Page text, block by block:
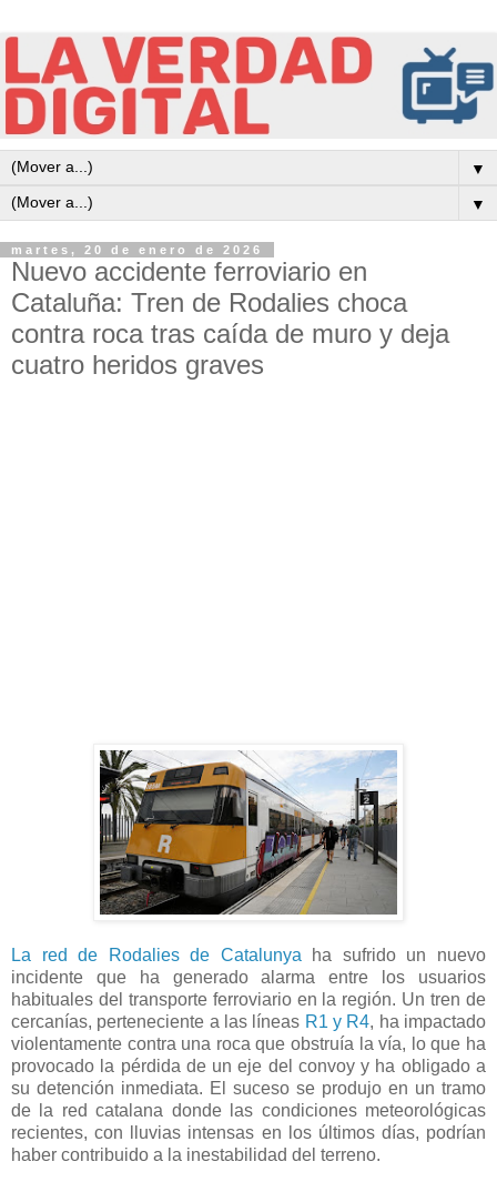
▼
▼
martes, 20 de enero de 2026
Nuevo accidente ferroviario en
Cataluña: Tren de Rodalies choca
contra roca tras caída de muro y deja
cuatro heridos graves
La red de Rodalies de Catalunya ha sufrido un nuevo
incidente que ha generado alarma entre los usuarios
habituales del transporte ferroviario en la región. Un tren de
cercanías, perteneciente a las líneas R1 y R4, ha impactado
violentamente contra una roca que obstruía la vía, lo que ha
provocado la pérdida de un eje del convoy y ha obligado a
su detención inmediata. El suceso se produjo en un tramo
de la red catalana donde las condiciones meteorológicas
recientes, con lluvias intensas en los últimos días, podrían
haber contribuido a la inestabilidad del terreno.